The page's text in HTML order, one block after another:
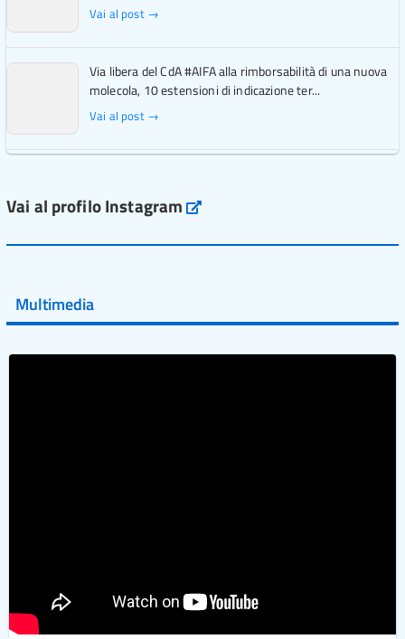
Vai al post →
Via libera del CdA #AIFA alla rimborsabilità di una nuova
molecola, 10 estensioni di indicazione ter...
Vai al post →
Vai al post →
Vai al post →
Vai al profilo Instagram Instagram
Multimedia